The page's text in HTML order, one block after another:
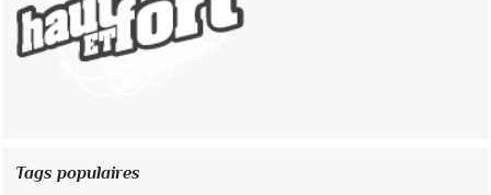
Tags populaires